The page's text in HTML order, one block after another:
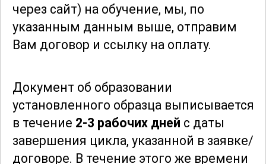
пациентов.
Изучение фармацевтической химии и
критического мышления и навыков
решения сложных задач, связанных с
разработкой и применением
лекарственных препаратов. Курс
через сайт) на обучение, мы, по
указанным данным выше, отправим
Вам договор и ссылку на оплату.
Документ об образовании
установленного образца выписывается
в течение 2-3 рабочих дней с даты
завершения цикла, указанной в заявке/
договоре. В течение этого же времени